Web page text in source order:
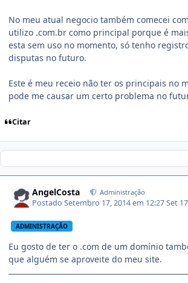
No meu atual negocio também comecei
utilizo .com.br como principal porque é
esta sem uso no momento, só tenho
disputas no futuro.
Este é meu receio não ter os principais no
pode me causar um certo problema no
Citar
AngelCosta Administração
PostadoSetembro 17, 2014 em 12:27Set
ADMINISTRAÇÃO
Eu gosto de ter o .com de um domínio
que alguém se aproveite do meu site.